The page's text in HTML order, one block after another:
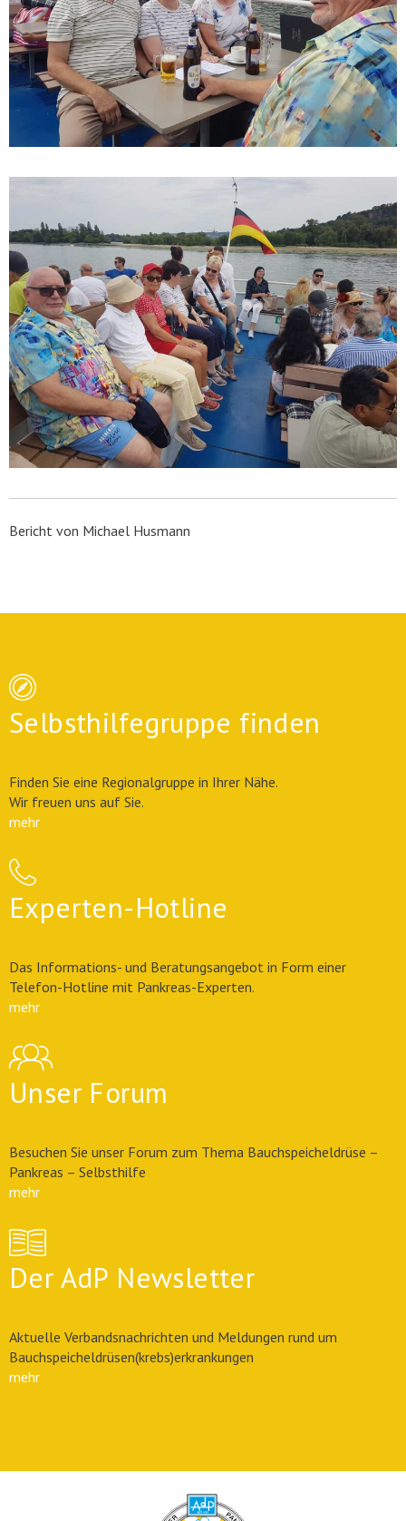
Bericht von Michael Husmann
Selbsthilfegruppe finden
Finden Sie eine Regionalgruppe in Ihrer Nähe.
Wir freuen uns auf Sie.
mehr
Experten-Hotline
Das Informations- und Beratungsangebot in Form einer
Telefon-Hotline mit Pankreas-Experten.
mehr
Unser Forum
Besuchen Sie unser Forum zum Thema Bauchspeicheldrüse –
Pankreas – Selbsthilfe
mehr
Der AdP Newsletter
Aktuelle Verbandsnachrichten und Meldungen rund um
Bauchspeicheldrüsen(krebs)erkrankungen
mehr